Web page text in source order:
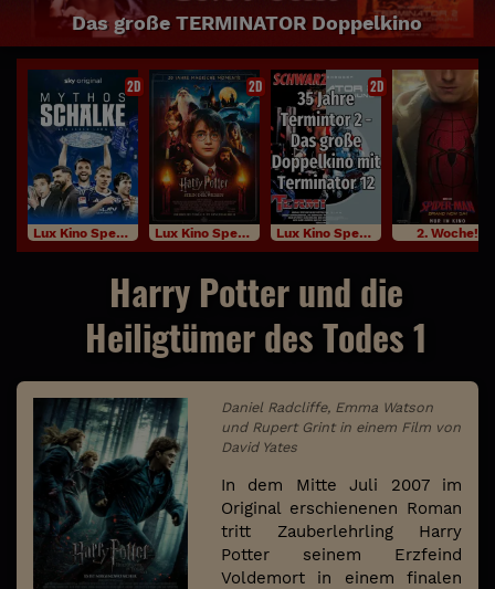
Das große TERMINATOR Doppelkino
2D
Lux Kino Specials
2D
Lux Kino Specials
2D
Lux Kino Specials 2. Woche!
Harry Potter und die
Heiligtümer des Todes 1
Daniel Radcliffe, Emma Watson
und Rupert Grint in einem Film von
David Yates
In dem Mitte Juli 2007 im
Original erschienenen Roman
tritt Zauberlehrling Harry
Potter seinem Erzfeind
Voldemort in einem finalen